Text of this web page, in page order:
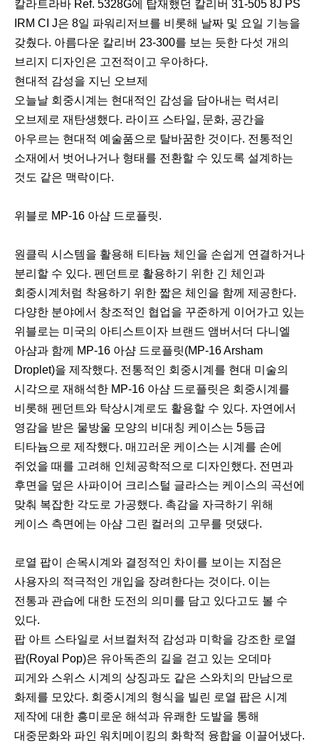
칼라트라바 Ref. 5328G에 탑재했던 칼리버 31-505 8J PS
IRM CI J은 8일 파워리저브를 비롯해 날짜 및 요일 기능을
갖췄다. 아름다운 칼리버 23-300를 보는 듯한 다섯 개의
브리지 디자인은 고전적이고 우아하다.
현대적 감성을 지닌 오브제
오늘날 회중시계는 현대적인 감성을 담아내는 럭셔리
오브제로 재탄생했다. 라이프 스타일, 문화, 공간을
아우르는 현대적 예술품으로 탈바꿈한 것이다. 전통적인
소재에서 벗어나거나 형태를 전환할 수 있도록 설계하는
것도 같은 맥락이다.
위블로 MP-16 아샴 드로플릿.
원클릭 시스템을 활용해 티타늄 체인을 손쉽게 연결하거나
분리할 수 있다. 펜던트로 활용하기 위한 긴 체인과
회중시계처럼 착용하기 위한 짧은 체인을 함께 제공한다.
다양한 분야에서 창조적인 협업을 꾸준하게 이어가고 있는
위블로는 미국의 아티스트이자 브랜드 앰버서더 다니엘
아샴과 함께 MP-16 아샴 드로플릿(MP-16 Arsham
Droplet)을 제작했다. 전통적인 회중시계를 현대 미술의
시각으로 재해석한 MP-16 아샴 드로플릿은 회중시계를
비롯해 펜던트와 탁상시계로도 활용할 수 있다. 자연에서
영감을 받은 물방울 모양의 비대칭 케이스는 5등급
티타늄으로 제작했다. 매끄러운 케이스는 시계를 손에
쥐었을 때를 고려해 인체공학적으로 디자인했다. 전면과
후면을 덮은 사파이어 크리스털 글라스는 케이스의 곡선에
맞춰 복잡한 각도로 가공했다. 촉감을 자극하기 위해
케이스 측면에는 아샴 그린 컬러의 고무를 덧댔다.
로열 팝이 손목시계와 결정적인 차이를 보이는 지점은
사용자의 적극적인 개입을 장려한다는 것이다. 이는
전통과 관습에 대한 도전의 의미를 담고 있다고도 볼 수
있다.
팝 아트 스타일로 서브컬처적 감성과 미학을 강조한 로열
팝(Royal Pop)은 유아독존의 길을 걷고 있는 오데마
피게와 스위스 시계의 상징과도 같은 스와치의 만남으로
화제를 모았다. 회중시계의 형식을 빌린 로열 팝은 시계
제작에 대한 흥미로운 해석과 유쾌한 도발을 통해
대중문화와 파인 워치메이킹의 화학적 융합을 이끌어냈다.